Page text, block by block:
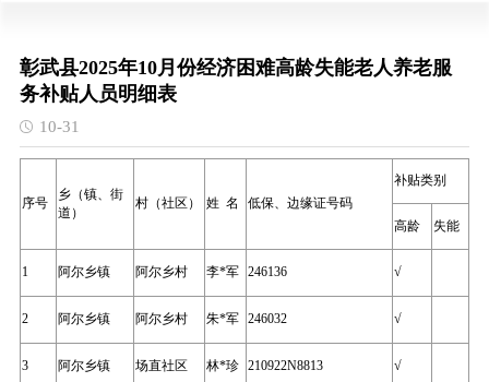
彰武县2025年10月份经济困难高龄失能老人养老服
务补贴人员明细表
10-31
序号
乡（镇、街
道）
村（社区） 姓 名 低保、边缘证号码
补贴类别
高龄 失能
1 阿尔乡镇 阿尔乡村 李*军 246136 √
2 阿尔乡镇 阿尔乡村 朱*军 246032 √
3 阿尔乡镇 场直社区 林*珍 210922N8813 √